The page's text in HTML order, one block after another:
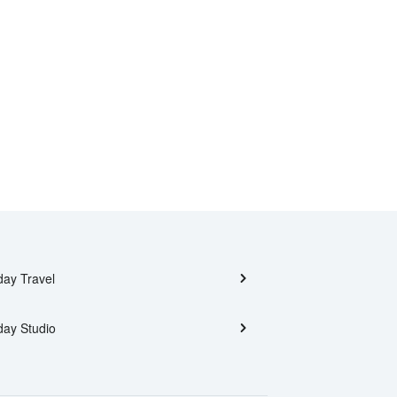
Travel
Studio